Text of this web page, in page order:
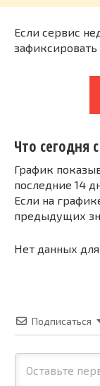
Если сервис
Что сегодня
График
последние 14
Если на
предыдущих
Нет данных
Подписаться